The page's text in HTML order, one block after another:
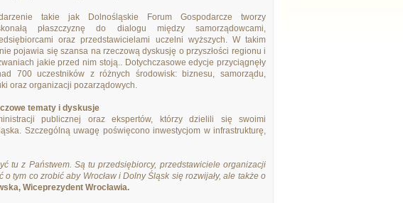
takie jak Dolnośląskie Forum Gospodarcze tworzy
płaszczyznę do dialogu między samorządowcami,
oraz przedstawicielami uczelni wyższych. W takim
pojawia się szansa na rzeczową dyskusję o przyszłości regionu i
jakie przed nim stoją.. Dotychczasowe edycje przyciągnęły
700 uczestników z różnych środowisk: biznesu, samorządu,
oraz organizacji pozarządowych.
tematy i dyskusje
publicznej oraz ekspertów, którzy dzielili się swoimi
Szczególną uwagę poświęcono inwestycjom w infrastrukturę,
tu z Państwem. Są tu przedsiębiorcy, przedstawiciele organizacji
tym co zrobić aby Wrocław i Dolny Śląsk się rozwijały, ale także o
Wiceprezydent Wrocławia.